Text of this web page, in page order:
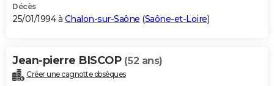
Décès
25/01/1994 à Chalon-sur-Saône (Saône-et-Loire)
Jean-pierre BISCOP (52 ans)
Créer une cagnotte obsèques